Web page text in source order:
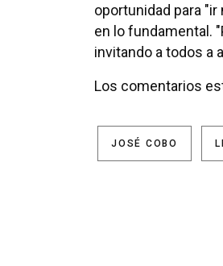
oportunidad para
en lo fundamental.
invitando a todos a
Los comentarios
JOSÉ COBO